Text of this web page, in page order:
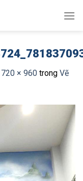
720 × 960 trong Vẽ